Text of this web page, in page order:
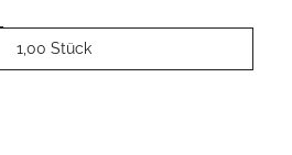
1,00 Stück